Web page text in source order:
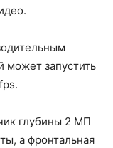
может запустить
глубины 2 МП
а фронтальная